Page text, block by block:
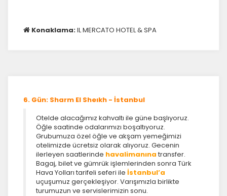
Pazarlama Çerezleri
Size ve ilgi alanlarınıza uygun reklamlar göstermek
için kullanılır. Kapatırsanız reklamları görmeye devam
edersiniz, ancak daha az alakalı olabilirler.
Konaklama:IL MERCATO HOTEL & SPA
6. Gün: Sharm El Sheıkh - İstanbul
Otelde alacağımız kahvaltı ile güne başlıyoruz.
Öğle saatinde odalarımızı boşaltıyoruz.
Grubumuza özel öğle ve akşam yemeğimizi
otelimizde ücretsiz olarak alıyoruz. Gecenin
ilerleyen saatlerinde havalimanına transfer.
Bagaj, bilet ve gümrük işlemlerinden sonra Türk
Hava Yolları tarifeli seferi ile İstanbul’a
uçuşumuz gerçekleşiyor. Varışımızla birlikte
turumuzun ve servislerimizin sonu.